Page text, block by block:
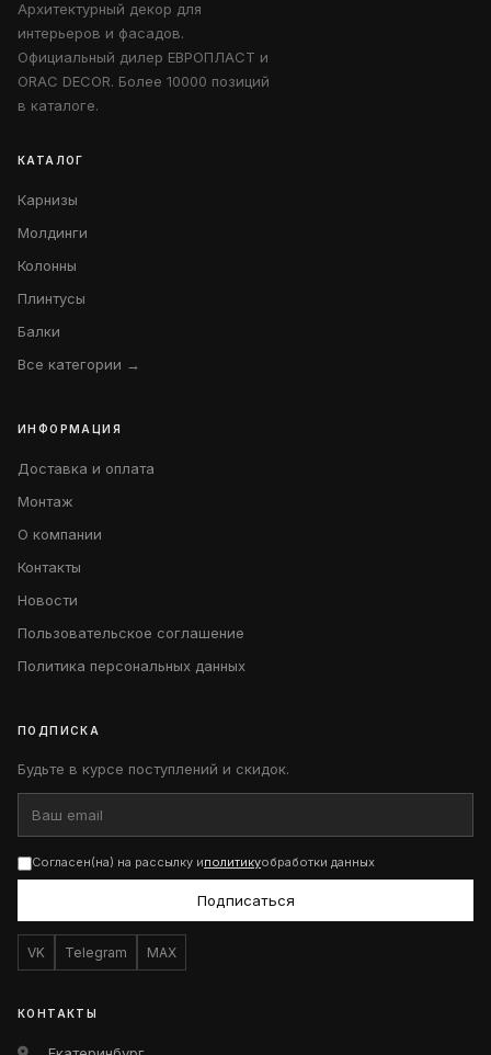
Архитектурный декор для
интерьеров и фасадов.
Официальный дилер ЕВРОПЛАСТ и
ORAC DECOR. Более 10000 позиций
в каталоге.
КАТАЛОГ
Карнизы
Молдинги
Колонны
Плинтусы
Балки
Все категории →
ИНФОРМАЦИЯ
Доставка и оплата
Монтаж
О компании
Контакты
Новости
Пользовательское соглашение
Политика персональных данных
ПОДПИСКА
Будьте в курсе поступлений и скидок.
Согласен(на) на рассылку иполитикуобработки данных
Подписаться
VK Telegram MAX
КОНТАКТЫ